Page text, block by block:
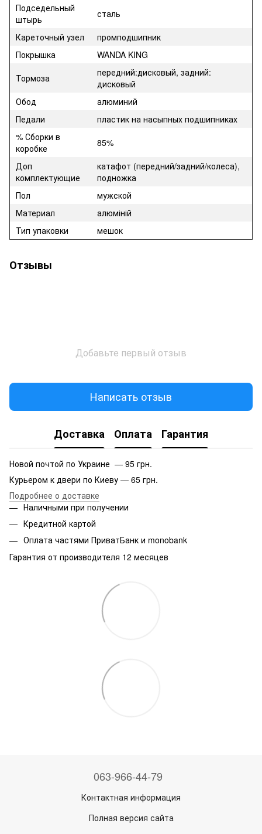
Подседельный
штырь
сталь
Кареточный узел
промподшипник
Покрышка
WANDA KING
Тормоза
передний:дисковый, задний:
дисковый
Обод
алюминий
Педали
пластик на насыпных подшипниках
% Сборки в
коробке
85%
Доп
комплектующие
катафот (передний/задний/колеса),
подножка
Пол
мужской
Материал
алюміній
Тип упаковки
мешок
Отзывы
Добавьте первый отзыв
Написать отзыв
Доставка Оплата Гарантия
Новой почтой по Украине — 95 грн.
Курьером к двери по Киеву — 65 грн.
Подробнее о доставке
Наличными при получении
Кредитной картой
Оплата частями ПриватБанк и monobank
Гарантия от производителя 12 месяцев
063-966-44-79
Контактная информация
Полная версия сайта